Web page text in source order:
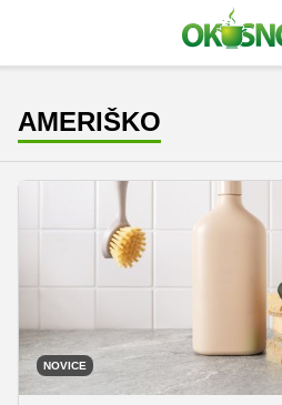
AMERIŠKO
NOVICE